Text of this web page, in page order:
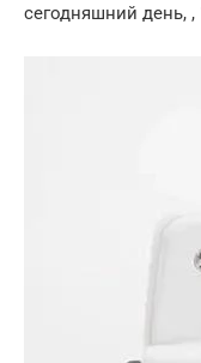
сегодняшний день, ,